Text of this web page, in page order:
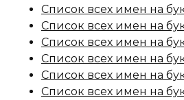
Список всех имен на
Список всех имен на
Список всех имен на
Список всех имен на
Список всех имен на
Список всех имен на